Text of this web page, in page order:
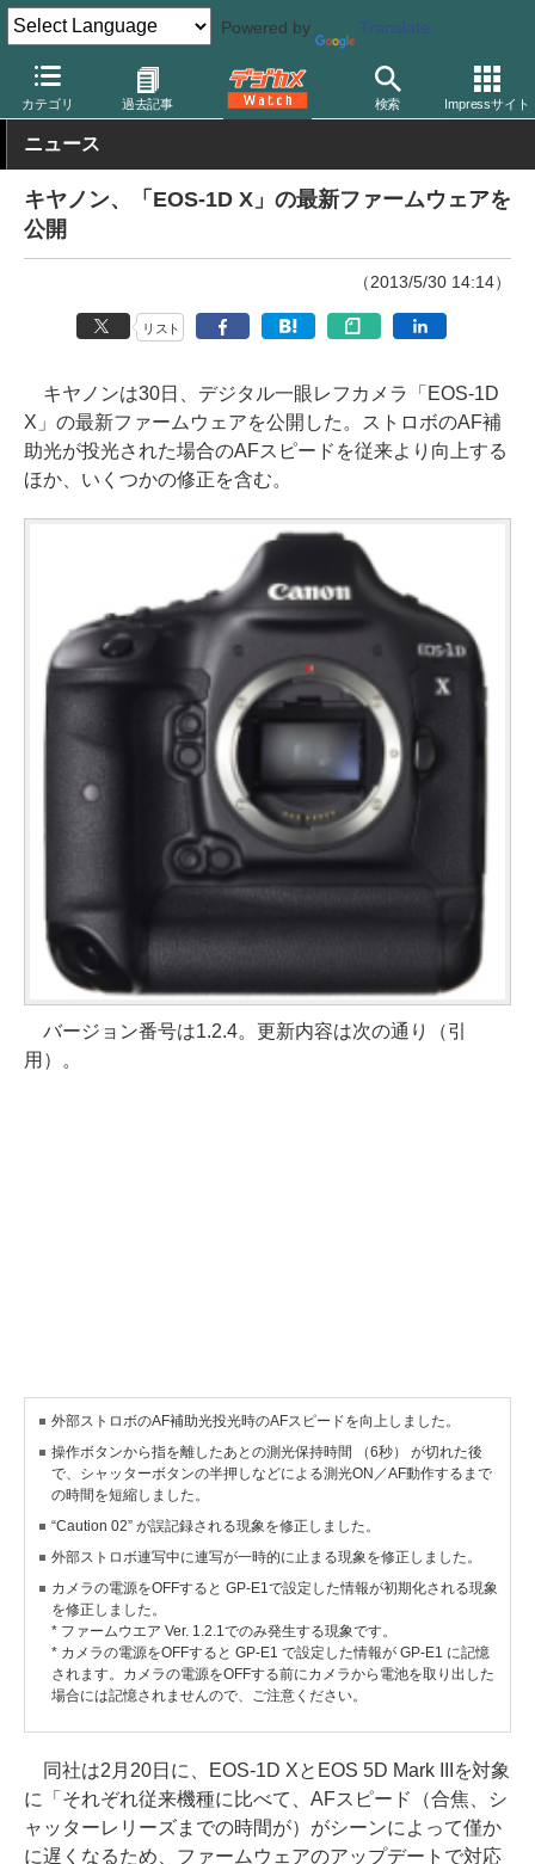
Powered by Translate
カテゴリ 過去記事 検索 Impressサイト
デジカメ Watch カメラ 一眼レフカメラ キヤノン
ニュース
キヤノン、「EOS-1D X」の最新ファームウェアを
公開
（2013/5/30 14:14）
リスト
キヤノンは30日、デジタル一眼レフカメラ「EOS-1D
X」の最新ファームウェアを公開した。ストロボのAF補
助光が投光された場合のAFスピードを従来より向上する
ほか、いくつかの修正を含む。
バージョン番号は1.2.4。更新内容は次の通り（引
用）。
外部ストロボのAF補助光投光時のAFスピードを向上しました。
操作ボタンから指を離したあとの測光保持時間 （6秒） が切れた後
で、シャッターボタンの半押しなどによる測光ON／AF動作するまで
の時間を短縮しました。
“Caution 02” が誤記録される現象を修正しました。
外部ストロボ連写中に連写が一時的に止まる現象を修正しました。
カメラの電源をOFFすると GP-E1で設定した情報が初期化される現象
を修正しました。
* ファームウエア Ver. 1.2.1でのみ発生する現象です。
* カメラの電源をOFFすると GP-E1 で設定した情報が GP-E1 に記憶
されます。カメラの電源をOFFする前にカメラから電池を取り出した
場合には記憶されませんので、ご注意ください。
同社は2月20日に、EOS-1D XとEOS 5D Mark IIIを対象
に「それぞれ従来機種に比べて、AFスピード（合焦、シ
ャッターレリーズまでの時間が）がシーンによって僅か
に遅くなるため、ファームウェアのアップデートで対応